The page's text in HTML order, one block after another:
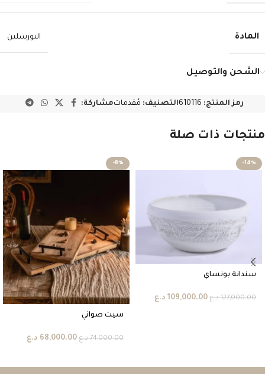
المادة البورسلين
الشحن والتوصيل
رمز المنتج: 610116التصنيف: مُقدماتمشاركة:
منتجات ذات صلة
-14%
سندانة بونساي
127,000.00 د.ع 109,000.00 د.ع
-8%
سيت صواني
74,000.00 د.ع 68,000.00 د.ع